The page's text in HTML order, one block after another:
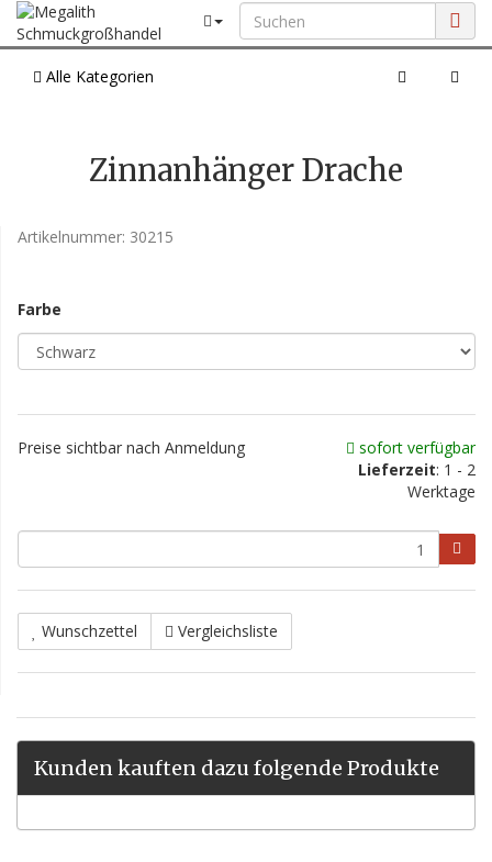
Alle Kategorien
Zinnanhänger Drache
Artikelnummer: 30215
Farbe
Preise sichtbar nach Anmeldung
sofort verfügbar
Lieferzeit: 1 - 2
Werktage
Wunschzettel Vergleichsliste
Kunden kauften dazu folgende Produkte